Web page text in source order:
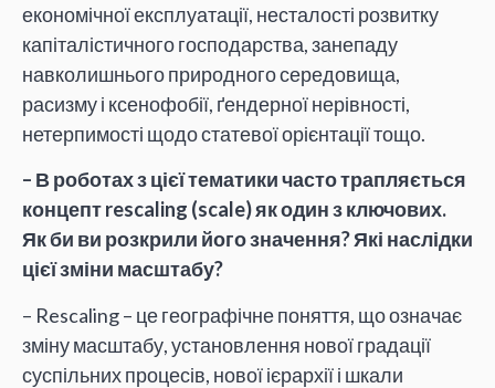
економічної експлуатації, несталості розвитку
капіталістичного господарства, занепаду
навколишнього природного середовища,
расизму і ксенофобії, ґендерної нерівності,
нетерпимості щодо статевої орієнтації тощо.
– В роботах з цієї тематики часто трапляється
концепт rescaling (scale) як один з ключових.
Як би ви розкрили його значення? Які наслідки
цієї зміни масштабу?
– Rescaling – це географічне поняття, що означає
зміну масштабу, установлення нової градації
суспільних процесів, нової ієрархії і шкали